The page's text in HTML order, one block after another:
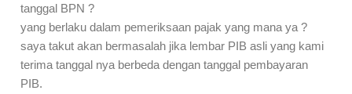
tanggal BPN ?
yang berlaku dalam pemeriksaan pajak yang mana ya ?
saya takut akan bermasalah jika lembar PIB asli yang kami
terima tanggal nya berbeda dengan tanggal pembayaran
PIB.